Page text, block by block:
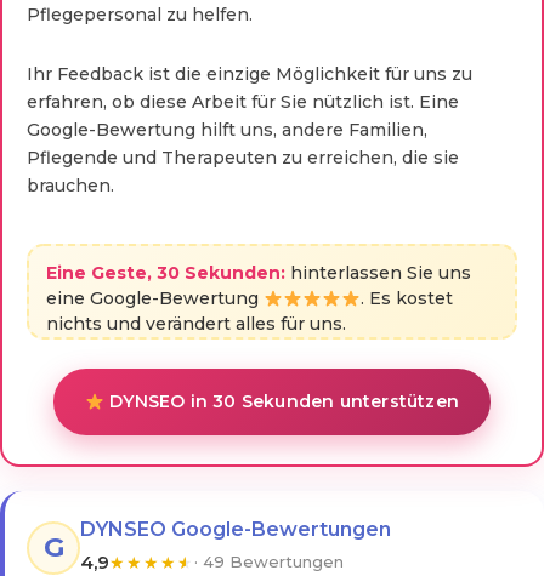
Pflegepersonal zu helfen.
Ihr Feedback ist die einzige Möglichkeit für uns zu
erfahren, ob diese Arbeit für Sie nützlich ist. Eine
Google-Bewertung hilft uns, andere Familien,
Pflegende und Therapeuten zu erreichen, die sie
brauchen.
Eine Geste, 30 Sekunden: hinterlassen Sie uns
eine Google-Bewertung
. Es kostet
nichts und verändert alles für uns.
DYNSEO in 30 Sekunden unterstützen
G
DYNSEO Google-Bewertungen
4,9★★★★★ · 49 Bewertungen